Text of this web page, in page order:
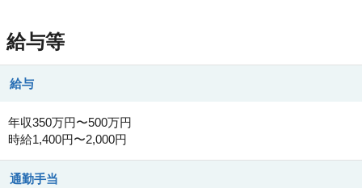
給与等
給与
年収350万円〜500万円
時給1,400円〜2,000円
通勤手当